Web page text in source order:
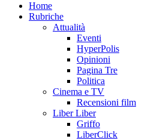
Home
Rubriche
Attualità
Eventi
HyperPolis
Opinioni
Pagina Tre
Politica
Cinema e TV
Recensioni film
Liber Liber
Griffo
LiberClick